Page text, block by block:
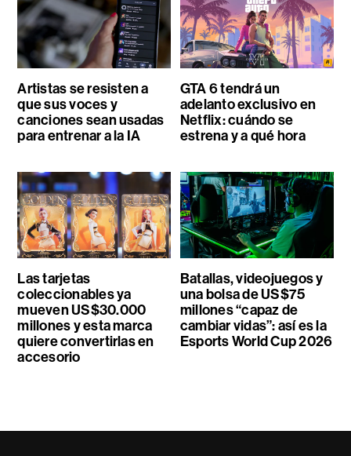
Artistas se resisten a
que sus voces y
canciones sean usadas
para entrenar a la IA
GTA 6 tendrá un
adelanto exclusivo en
Netflix: cuándo se
estrena y a qué hora
Las tarjetas
coleccionables ya
mueven US$30.000
millones y esta marca
quiere convertirlas en
accesorio
Batallas, videojuegos y
una bolsa de US$75
millones “capaz de
cambiar vidas”: así es la
Esports World Cup 2026